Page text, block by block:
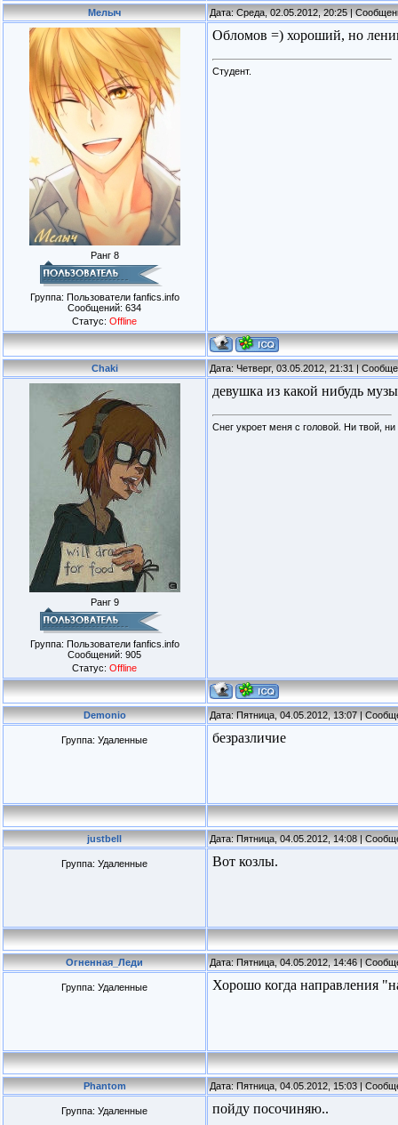
Мелыч Дата: Среда, 02.05.2012, 20:25 |
Ранг 8
Группа: Пользователи fanfics.info
Сообщений: 634
Статус: Offline
Обломов =) хороший, но
Студент.
Chaki Дата: Четверг, 03.05.2012, 21:31 |
Ранг 9
Группа: Пользователи fanfics.info
Сообщений: 905
Статус: Offline
девушка из какой нибудь
Снег укроет меня с головой. Ни твой,
Demonio Дата: Пятница, 04.05.2012, 13:07 |
Группа: Удаленные безразличие
justbell Дата: Пятница, 04.05.2012, 14:08 |
Группа: Удаленные Вот козлы.
Огненная_Леди Дата: Пятница, 04.05.2012, 14:46 |
Группа: Удаленные Хорошо когда направления
Phantom Дата: Пятница, 04.05.2012, 15:03 |
Группа: Удаленные пойду посочиняю..